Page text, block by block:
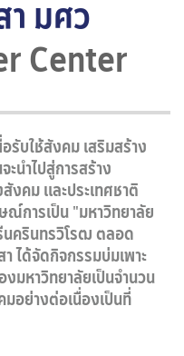
มศว
Center
รับใช้สังคม เสริมสร้าง
นำไปสู่การสร้าง
คม และประเทศชาติ
การเป็น "มหาวิทยาลัย
ครินทรวิโรฒ ตลอด
ได้จัดกิจกรรมบ่มเพาะ
มหาวิทยาลัยเป็นจำนวน
อย่างต่อเนื่องเป็นที่